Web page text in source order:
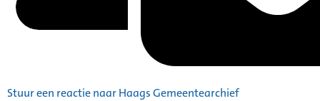
Stuur een reactie naar Haags Gemeentearchief